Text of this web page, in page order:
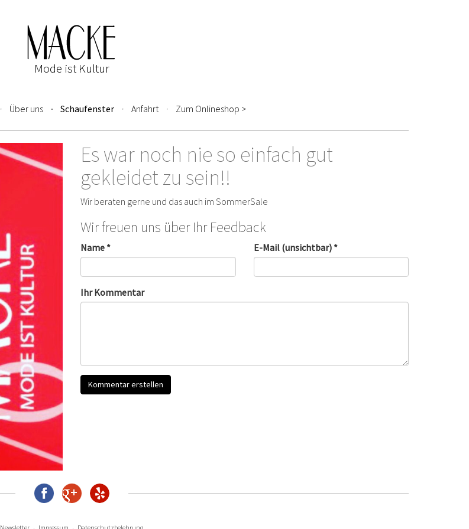
Mode ist Kultur
Über uns Schaufenster Anfahrt Zum Onlineshop >
Es war noch nie so einfach gut
gekleidet zu sein!!
Wir beraten gerne und das auch im SommerSale
Wir freuen uns über Ihr Feedback
Name * E-Mail (unsichtbar) *
Ihr Kommentar